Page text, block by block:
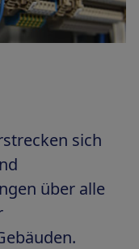
sich
über alle